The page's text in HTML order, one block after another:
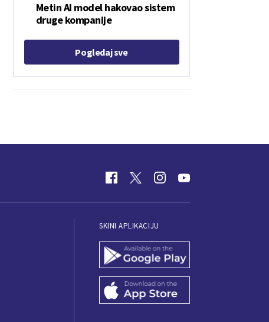
Metin AI model hakovao sistem
druge kompanije
Pogledaj sve
SKINI APLIKACIJU